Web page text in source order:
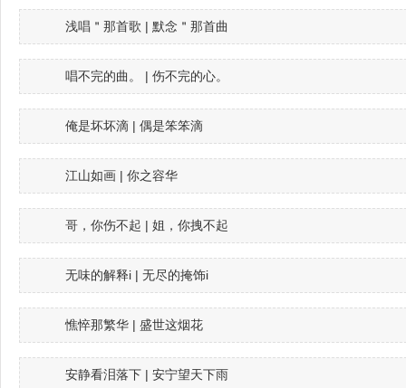
浅唱＂那首歌 | 默念＂那首曲
唱不完的曲。 | 伤不完的心。
俺是坏坏滴 | 偶是笨笨滴
江山如画 | 你之容华
哥，你伤不起 | 姐，你拽不起
无味的解释i | 无尽的掩饰i
憔悴那繁华 | 盛世这烟花
安静看泪落下 | 安宁望天下雨